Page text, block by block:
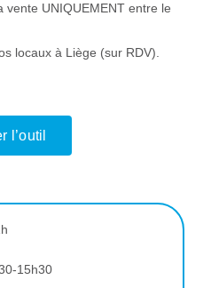
vente UNIQUEMENT entre le
locaux à Liège (sur RDV).
l’outil
15h30